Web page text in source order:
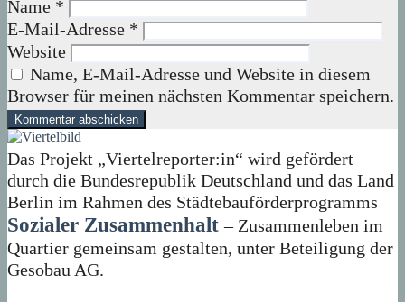
Name *
E-Mail-Adresse *
Website
Name, E-Mail-Adresse und Website in diesem
Browser für meinen nächsten Kommentar speichern.
Das Projekt „Viertelreporter:in“ wird gefördert
durch die Bundesrepublik Deutschland und das Land
Berlin im Rahmen des Städtebauförderprogramms
Sozialer Zusammenhalt – Zusammenleben im
Quartier gemeinsam gestalten, unter Beteiligung der
Gesobau AG.